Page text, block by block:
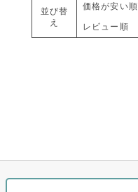
並び替
え
価格が安い順
レビュー順